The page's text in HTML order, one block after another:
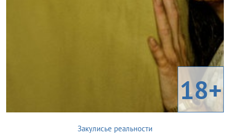
18+
Закулисье реальности